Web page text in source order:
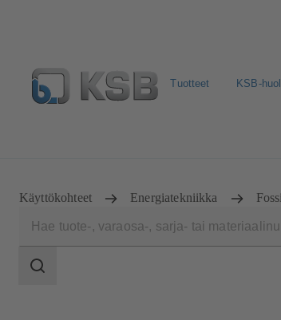
Tuotteet KSB-
Käyttökohteet Energiatekniikka
laajuus
Haun